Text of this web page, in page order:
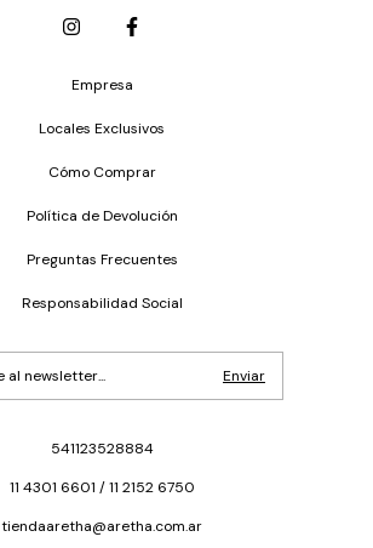
Empresa
Locales Exclusivos
Cómo Comprar
Política de Devolución
Preguntas Frecuentes
Responsabilidad Social
541123528884
11 4301 6601 / 11 2152 6750
tiendaaretha@aretha.com.ar